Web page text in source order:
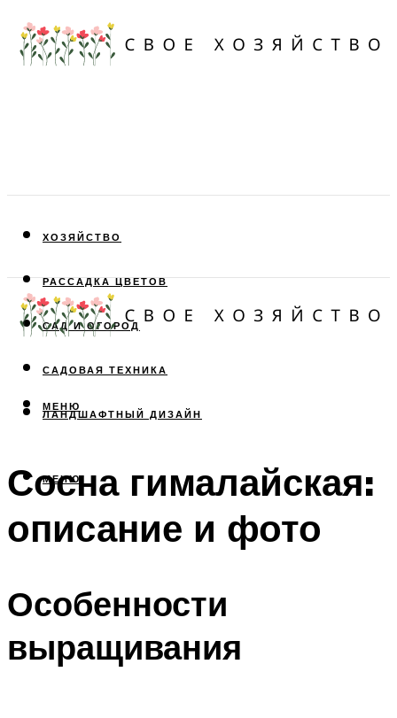
ХОЗЯЙСТВО
РАССАДКА ЦВЕТОВ
САД И ОГОРОД
САДОВАЯ ТЕХНИКА
ЛАНДШАФТНЫЙ ДИЗАЙН
МЕНЮ
МЕНЮ
Сосна гималайская:
описание и фото
Особенности
выращивания